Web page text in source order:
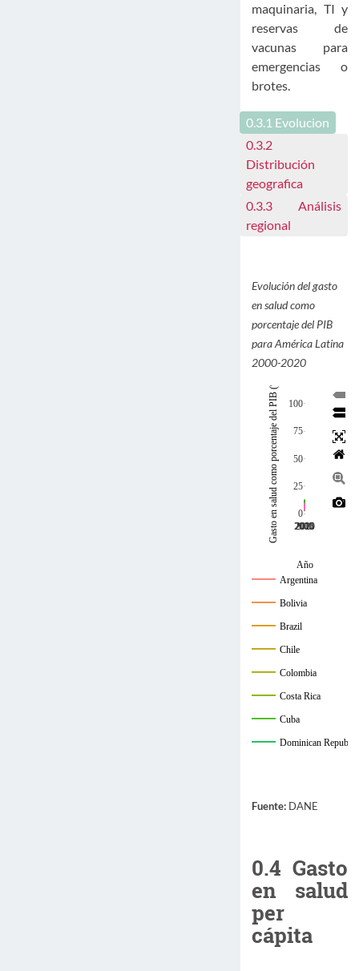
maquinaria, TI y
reservas de
vacunas para
emergencias o
brotes.
0.3.1 Evolucion
0.3.2
Distribución
geografica
0.3.3 Análisis
regional
2000
2005
2010
2015
2020
0
25
50
75
100
Argentina
Bolivia
Brazil
Chile
Colombia
Costa Rica
Cuba
Dominican Republic
Guatemala
Honduras
Panama
Año
Gasto en salud como porcentaje del PIB (%)
Evolución del gasto
en salud como
porcentaje del PIB
para América Latina
2000-2020
Fuente: DANE
0.4 Gasto
en salud
per
cápita